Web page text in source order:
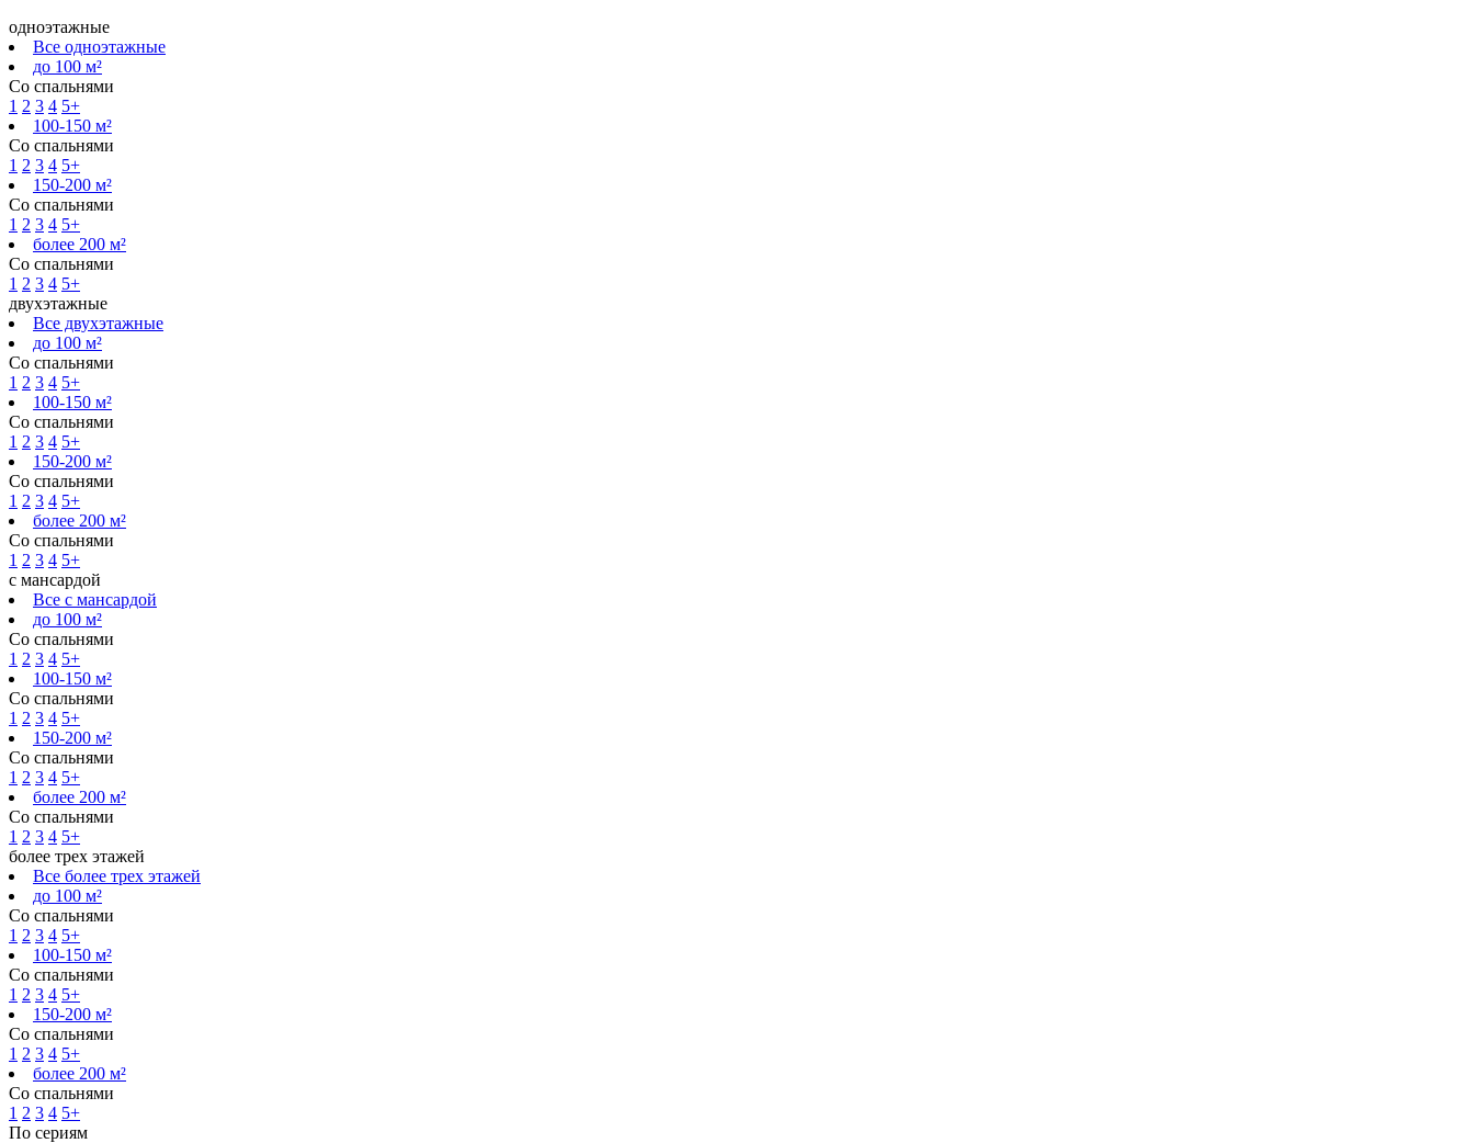
одноэтажные
Все одноэтажные
до 100 м²
Со спальнями
1 2 3 4 5+
100-150 м²
Со спальнями
1 2 3 4 5+
150-200 м²
Со спальнями
1 2 3 4 5+
более 200 м²
Со спальнями
1 2 3 4 5+
двухэтажные
Все двухэтажные
до 100 м²
Со спальнями
1 2 3 4 5+
100-150 м²
Со спальнями
1 2 3 4 5+
150-200 м²
Со спальнями
1 2 3 4 5+
более 200 м²
Со спальнями
1 2 3 4 5+
с мансардой
Все с мансардой
до 100 м²
Со спальнями
1 2 3 4 5+
100-150 м²
Со спальнями
1 2 3 4 5+
150-200 м²
Со спальнями
1 2 3 4 5+
более 200 м²
Со спальнями
1 2 3 4 5+
более трех этажей
Все более трех этажей
до 100 м²
Со спальнями
1 2 3 4 5+
100-150 м²
Со спальнями
1 2 3 4 5+
150-200 м²
Со спальнями
1 2 3 4 5+
более 200 м²
Со спальнями
1 2 3 4 5+
По сериям